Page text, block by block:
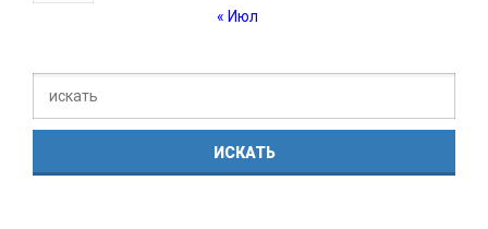
« Июл